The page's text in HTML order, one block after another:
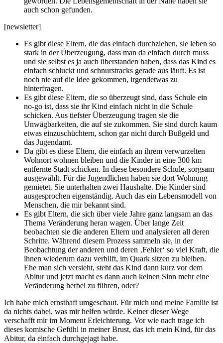
auch schon gefunden.
[newsletter]
Es gibt diese Eltern, die das einfach durchziehen, sie leben so
stark in der Überzeugung, dass man da einfach durch muss
und sie selbst es ja auch überstanden haben, dass das Kind es
einfach schluckt und schnurstracks gerade aus läuft. Es ist
noch nie auf die Idee gekommen, irgendetwas zu
hinterfragen.
Es gibt diese Eltern, die so überzeugt sind, dass Schule ein
no-go ist, dass sie ihr Kind einfach nicht in die Schule
schicken. Aus tiefster Überzeugung tragen sie die
Unwägbarkeiten, die auf sie zukommen. Sie sind durch kaum
etwas einzuschüchtern, schon gar nicht durch Bußgeld und
das Jugendamt.
Da gibt es diese Eltern, die einfach an ihrem verwurzelten
Wohnort wohnen bleiben und die Kinder in eine 300 km
entfernte Stadt schicken. In diese besondere Schule, sorgsam
ausgewählt. Für die Jugendlichen haben sie dort Wohnung
gemietet. Sie unterhalten zwei Haushalte. Die Kinder sind
ausgesprochen eigenständig. Auch das ein Lebensmodell von
Menschen, die mir bekannt sind.
Es gibt Eltern, die sich über viele Jahre ganz langsam an das
Thema Veränderung heran wagen. Über lange Zeit
beobachten sie die anderen Eltern und analysieren all deren
Schritte. Während diesem Prozess sammeln sie, in der
Beobachtung der anderen und deren ‚Fehler‘ so viel Kraft, die
ihnen wiederum dazu verhilft, im Quark sitzen zu bleiben.
Ehe man sich versieht, steht das Kind dann kurz vor dem
Abitur und jetzt macht es dann auch keinen Sinn mehr eine
Veränderung herbei zu führen, oder?
Ich habe mich ernsthaft umgeschaut. Für mich und meine Familie ist
da nichts dabei, was mir helfen würde. Keiner dieser Wege
verschafft mir im Moment Erleichterung. Vor wie nach trage ich
dieses komische Gefühl in meiner Brust, das ich mein Kind, für das
Abitur, da einfach durchgejagt habe.